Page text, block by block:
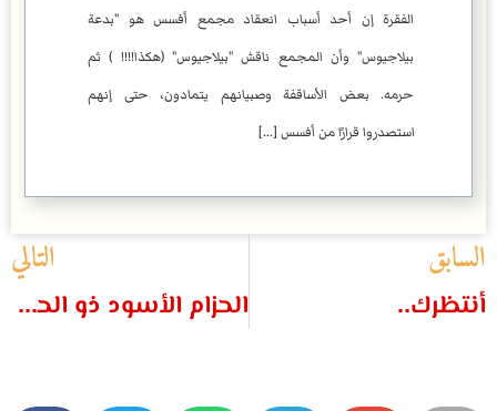
الفقرة إن أحد أسباب انعقاد مجمع أفسس هو "بدعة
بيلاجيوس" وأن المجمع ناقش "بيلاجيوس" (هكذا!!!! ) ثم
حرمه. بعض الأساقفة وصبيانهم يتمادون، حتى إنهم
استصدروا قرارًا من أفسس [...]
السابق
أنتظرك..
التالي
الحزام الأسود ذو الحلية الحديدية على هيئة رأس أسد